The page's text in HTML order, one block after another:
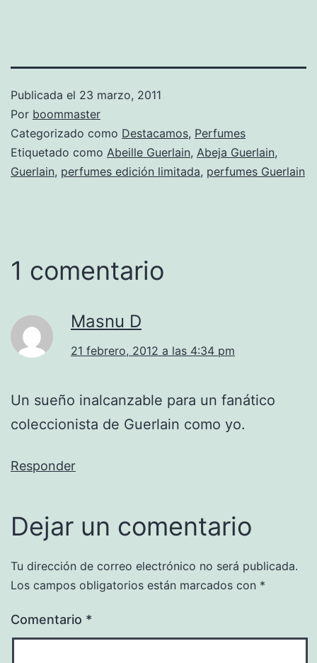
Publicada el 23 marzo, 2011
Por boommaster
Categorizado como Destacamos, Perfumes
Etiquetado como Abeille Guerlain, Abeja Guerlain,
Guerlain, perfumes edición limitada, perfumes Guerlain
1 comentario
Masnu D
21 febrero, 2012 a las 4:34 pm
Un sueño inalcanzable para un fanático
coleccionista de Guerlain como yo.
Responder
Dejar un comentario
Tu dirección de correo electrónico no será publicada.
Los campos obligatorios están marcados con *
Comentario *